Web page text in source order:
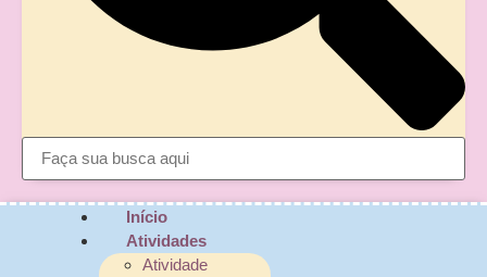
Início
Atividades
Atividade